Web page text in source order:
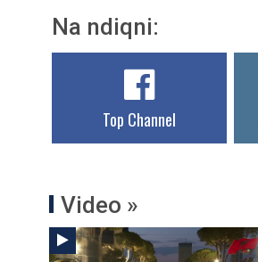
Na ndiqni:
Top Channel
Video »